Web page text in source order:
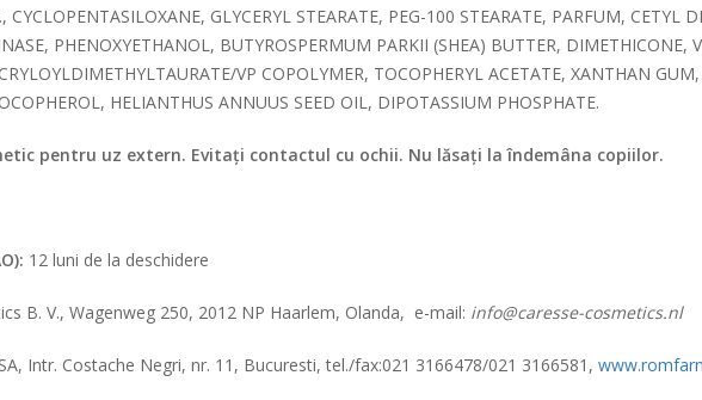
GLYCERYL STEARATE, PEG-100 STEARATE, PARFUM, CETYL
PHENOXYETHANOL, BUTYROSPERMUM PARKII (SHEA) BUTTER, DIMETHICONE,
VP COPOLYMER, TOCOPHERYL ACETATE, XANTHAN
HELIANTHUS ANNUUS SEED OIL, DIPOTASSIUM PHOSPHATE.
pentru uz extern. Evitați contactul cu ochii. Nu lăsați la îndemâna copiilor.
12 luni de la deschidere
B. V., Wagenweg 250, 2012 NP Haarlem, Olanda, e-mail: info@caresse-cosmetics.nl
Intr. Costache Negri, nr. 11, Bucuresti, tel./fax:021 3166478/021 3166581,